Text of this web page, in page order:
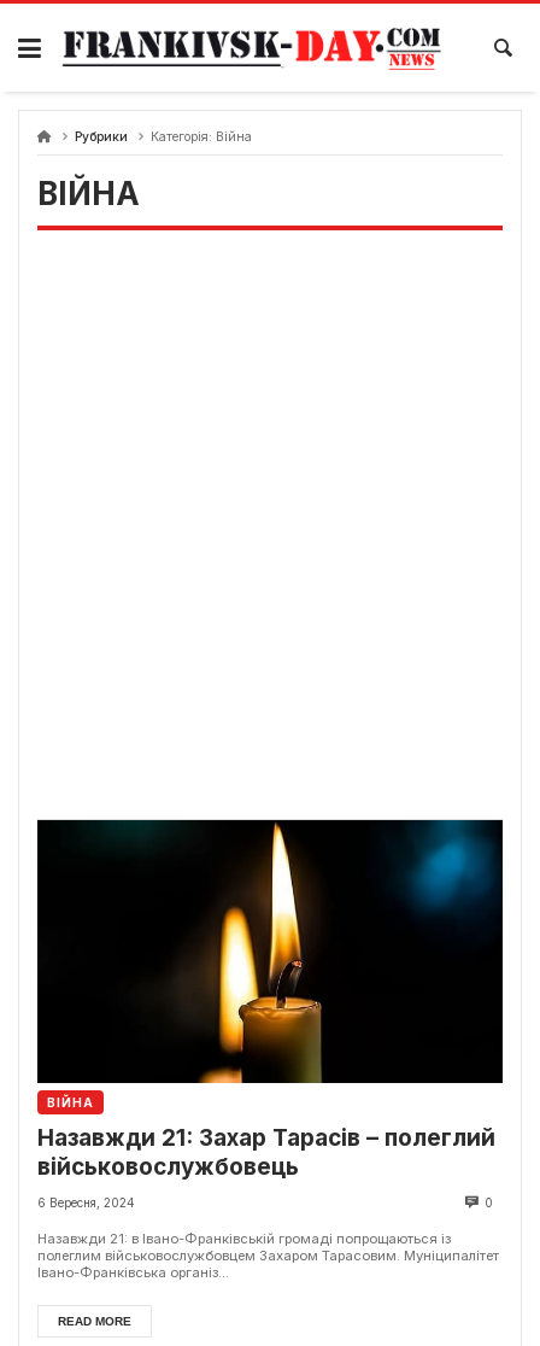
Skip
content
Рубрики Категорія: Війна
ВІЙНА
ВІЙНА
Назавжди 21: Захар Тарасів – полеглий
військовослужбовець
6 Вересня, 2024 0
Назавжди 21: в Івано-Франківській громаді попрощаються із
полеглим військовослужбовцем Захаром Тарасовим. Муніципалітет
Івано-Франківська організ...
READ MORE